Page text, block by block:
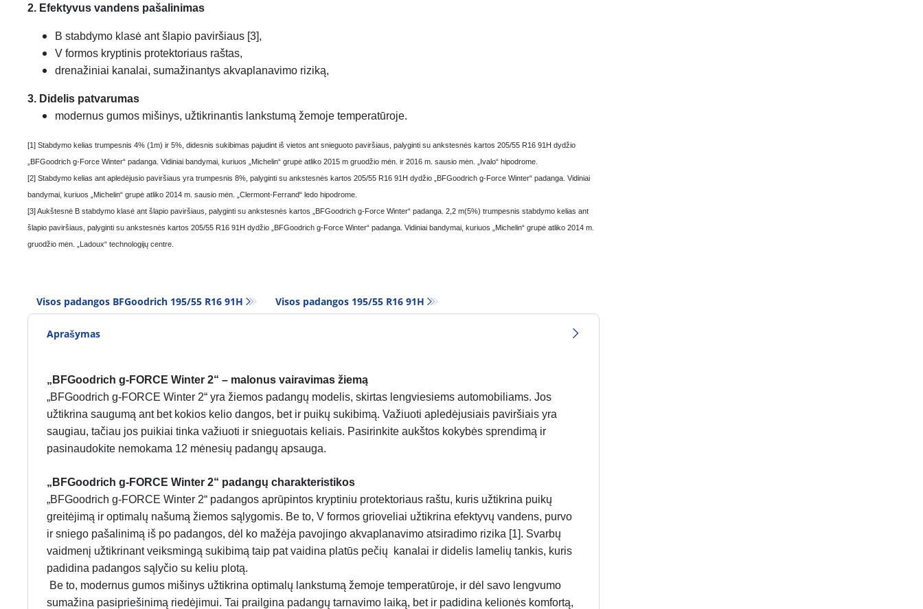
2. Efektyvus vandens pašalinimas
B stabdymo klasė ant šlapio paviršiaus [3],
V formos kryptinis protektoriaus raštas,
drenažiniai kanalai, sumažinantys akvaplanavimo riziką,
3. Didelis patvarumas
modernus gumos mišinys, užtikrinantis lankstumą žemoje temperatūroje.
[1] Stabdymo kelias trumpesnis 4% (1m) ir 5%, didesnis sukibimas pajudint iš vietos ant snieguoto paviršiaus, palyginti su ankstesnės kartos 205/55 R16 91H dydžio
„BFGoodrich g-Force Winter“ padanga. Vidiniai bandymai, kuriuos „Michelin“ grupė atliko 2015 m gruodžio mėn. ir 2016 m. sausio mėn. „Ivalo“ hipodrome.
[2] Stabdymo kelias ant apledėjusio paviršiaus yra trumpesnis 8%, palyginti su ankstesnės kartos 205/55 R16 91H dydžio „BFGoodrich g-Force Winter“ padanga. Vidiniai
bandymai, kuriuos „Michelin“ grupė atliko 2014 m. sausio mėn. „Clermont-Ferrand“ ledo hipodrome.
[3] Aukštesnė B stabdymo klasė ant šlapio paviršiaus, palyginti su ankstesnės kartos „BFGoodrich g-Force Winter“ padanga. 2,2 m(5%) trumpesnis stabdymo kelias ant
šlapio paviršiaus, palyginti su ankstesnės kartos 205/55 R16 91H dydžio „BFGoodrich g-Force Winter“ padanga. Vidiniai bandymai, kuriuos „Michelin“ grupė atliko 2014 m.
gruodžio mėn. „Ladoux“ technologijų centre.
Visos padangos BFGoodrich 195/55 R16 91H Visos padangos‎ 195/55 R16 91H
Aprašymas
„BFGoodrich g-FORCE Winter 2“ – malonus vairavimas žiemą
„BFGoodrich g-FORCE Winter 2“ yra žiemos padangų modelis, skirtas lengviesiems automobiliams. Jos
užtikrina saugumą ant bet kokios kelio dangos, bet ir puikų sukibimą. Važiuoti apledėjusiais paviršiais yra
saugiau, tačiau jos puikiai tinka važiuoti ir snieguotais keliais. Pasirinkite aukštos kokybės sprendimą ir
pasinaudokite nemokama 12 mėnesių padangų apsauga.
„BFGoodrich g-FORCE Winter 2“ padangų charakteristikos
„BFGoodrich g-FORCE Winter 2“ padangos aprūpintos kryptiniu protektoriaus raštu, kuris užtikrina puikų
greitėjimą ir optimalų našumą žiemos sąlygomis. Be to, V formos grioveliai užtikrina efektyvų vandens, purvo
ir sniego pašalinimą iš po padangos, dėl ko mažėja pavojingo akvaplanavimo atsiradimo rizika [1]. Svarbų
vaidmenį užtikrinant veiksmingą sukibimą taip pat vaidina platūs pečių kanalai ir didelis lamelių tankis, kuris
padidina padangos sąlyčio su keliu plotą.
Be to, modernus gumos mišinys užtikrina optimalų lankstumą žemoje temperatūroje, ir dėl savo lengvumo
sumažina pasipriešinimą riedėjimui. Tai prailgina padangų tarnavimo laiką, bet ir padidina kelionės komfortą,